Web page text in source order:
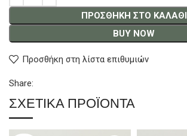
ΠΡΟΣΘΉΚΗ ΣΤΟ ΚΑΛΆΘΙ
BUY NOW
Προσθήκη στη λίστα επιθυμιών
Share:
ΣΧΕΤΙΚΆ ΠΡΟΪΌΝΤΑ